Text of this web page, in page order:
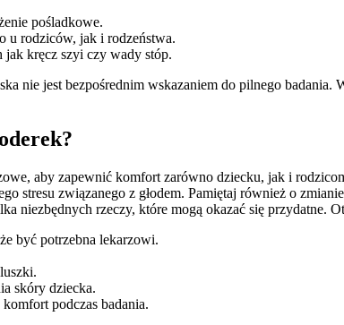
pośladkowe.
u rodziców, jak i rodzeństwa.
jak kręcz szyi czy wady stóp.
nie jest bezpośrednim wskazaniem do pilnego
aby zapewnić komfort zarówno dziecku, jak i
stresu związanego z głodem. Pamiętaj również o
niezbędnych rzeczy, które mogą okazać się przydatne.
być potrzebna lekarzowi.
skóry dziecka.
podczas badania.